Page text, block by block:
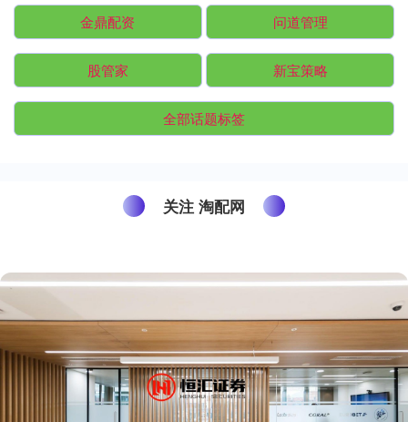
金鼎配资 问道管理
股管家 新宝策略
全部话题标签
关注 淘配网